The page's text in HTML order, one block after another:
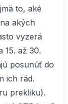
to, aké
akých
vyzerá
15. až 30.
posunúť do
ich rád.
prekliku).